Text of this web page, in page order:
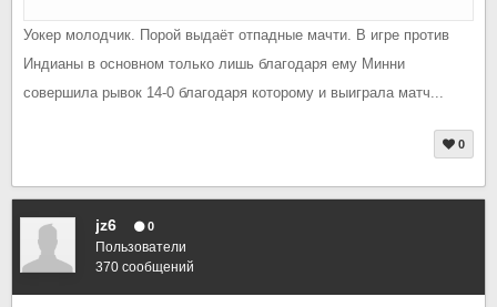
Уокер молодчик. Порой выдаёт отпадные мачти. В игре против
Индианы в основном только лишь благодаря ему Минни
совершила рывок 14-0 благодаря которому и выиграла матч...
0
jz6 0
Пользователи
370 сообщений